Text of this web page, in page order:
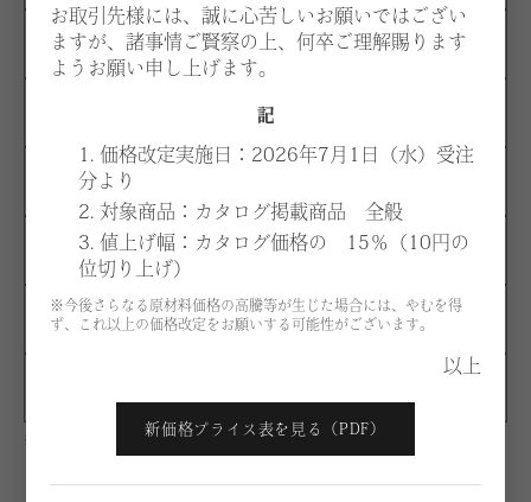
お取引先様には、誠に心苦しいお願いではござい
ますが、諸事情ご賢察の上、何卒ご理解賜ります
ようお願い申し上げます。
記
1. 価格改定実施日：2026年7月1日（水）受注
分より
2. 対象商品：カタログ掲載商品 全般
3. 値上げ幅：カタログ価格の 15％（10円の
位切り上げ）
※今後さらなる原材料価格の高騰等が生じた場合には、やむを得
ず、これ以上の価格改定をお願いする可能性がございます。
以上
新価格プライス表を見る（PDF）
B ¥304,800
¥379,500
F
※価格は税別になります。